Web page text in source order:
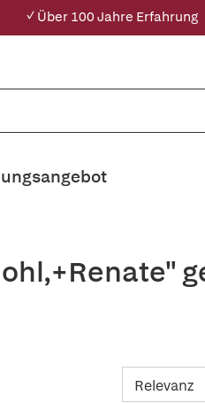
✓ Über 100 Jahre Erfahrung